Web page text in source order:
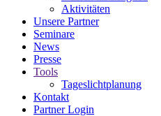
Aktivitäten
Unsere Partner
Seminare
News
Presse
Tools
Tageslichtplanung
Kontakt
Partner Login